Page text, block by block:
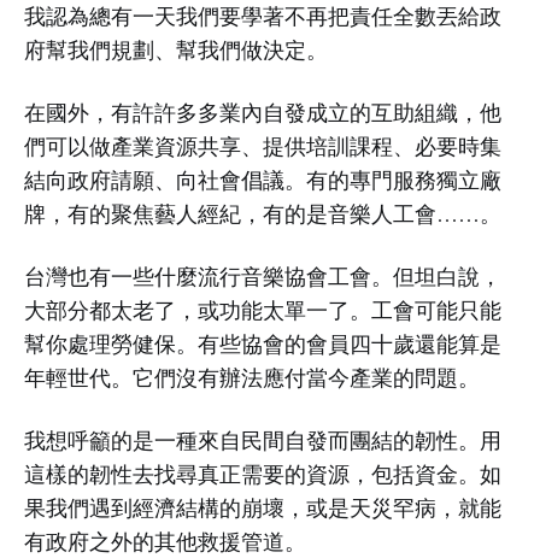
我認為總有一天我們要學著不再把責任全數丟給政
府幫我們規劃、幫我們做決定。
在國外，有許許多多業內自發成立的互助組織，他
們可以做產業資源共享、提供培訓課程、必要時集
結向政府請願、向社會倡議。有的專門服務獨立廠
牌，有的聚焦藝人經紀，有的是音樂人工會……。
台灣也有一些什麼流行音樂協會工會。但坦白說，
大部分都太老了，或功能太單一了。工會可能只能
幫你處理勞健保。有些協會的會員四十歲還能算是
年輕世代。它們沒有辦法應付當今產業的問題。
我想呼籲的是一種來自民間自發而團結的韌性。用
這樣的韌性去找尋真正需要的資源，包括資金。如
果我們遇到經濟結構的崩壞，或是天災罕病，就能
有政府之外的其他救援管道。